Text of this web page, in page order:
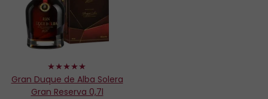
98%
Gran Duque de Alba Solera
Gran Reserva 0,7l